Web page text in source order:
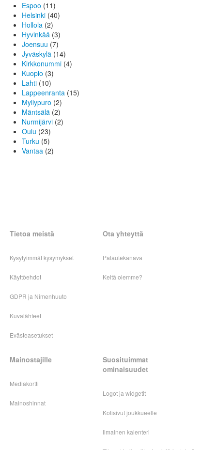
Espoo (11)
Helsinki (40)
Hollola (2)
Hyvinkää (3)
Joensuu (7)
Jyväskylä (14)
Kirkkonummi (4)
Kuopio (3)
Lahti (10)
Lappeenranta (15)
Myllypuro (2)
Mäntsälä (2)
Nurmijärvi (2)
Oulu (23)
Turku (5)
Vantaa (2)
Tietoa meistä
Kysytyimmät kysymykset
Käyttöehdot
GDPR ja Nimenhuuto
Kuvalähteet
Evästeasetukset
Ota yhteyttä
Palautekanava
Keitä olemme?
Mainostajille
Mediakortti
Mainoshinnat
Suosituimmat
ominaisuudet
Logot ja widgetit
Kotisivut joukkueelle
Ilmainen kalenteri